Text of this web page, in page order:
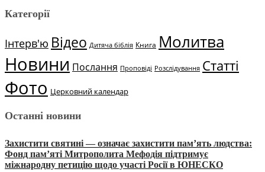
Категорії
Інтерв'ю Відео Дитяча біблія Книга Молитва
Новини Послання Проповіді Розслідування Статті
Фото Церковний календар
Останні новини
Захистити святині — означає захистити пам’ять людства:
Фонд пам’яті Митрополита Мефодія підтримує
міжнародну петицію щодо участі Росії в ЮНЕСКО